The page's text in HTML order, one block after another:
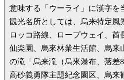
意味する「ウーライ」に漢字を
観光名所としては、烏来特定風
ロッコ路線、ロープウェイ、酋
仙楽園、烏來林業生活館、烏来
の滝「烏来滝（烏來瀑布、落差
高砂義勇隊主題紀念園区、烏来